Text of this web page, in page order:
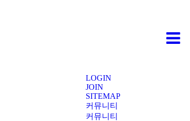
LOGIN
JOIN
SITEMAP
커뮤니티
커뮤니티